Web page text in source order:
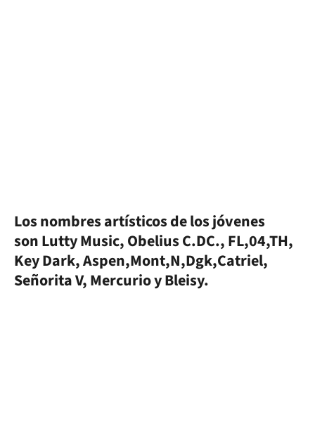
Los nombres artísticos de los jóvenes
son Lutty Music, Obelius C.DC., FL,04,TH,
Key Dark, Aspen,Mont,N,Dgk,Catriel,
Señorita V, Mercurio y Bleisy.